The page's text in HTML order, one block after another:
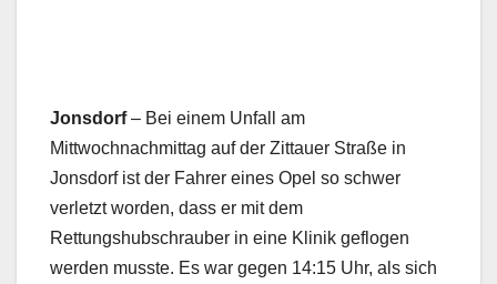
Jonsdorf– Bei einem Unfall am
Mittwochnachmittag auf der Zittauer Straße in
Jonsdorf ist der Fahrer eines Opel so schwer
verletzt worden, dass er mit dem
Rettungshubschrauber in eine Klinik geflogen
werden musste. Es war gegen 14:15 Uhr, als sich